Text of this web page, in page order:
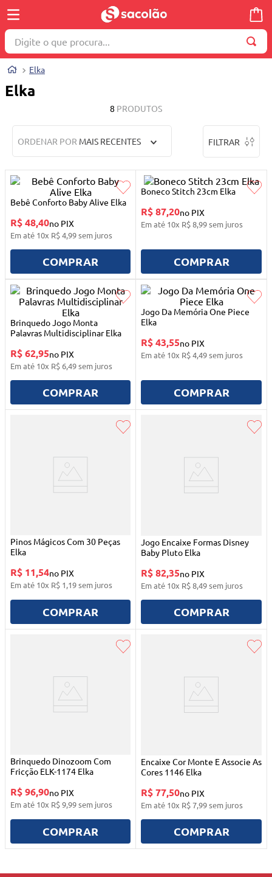
Digite o que procura...
Elka
Elka
8 PRODUTOS
ORDENAR POR MAIS RECENTES FILTRAR
Bebê Conforto Baby Alive Elka
R$ 48,40no PIX
Em até 10x R$4,99sem juros
COMPRAR
Boneco Stitch 23cm Elka
R$ 87,20no PIX
Em até 10x R$8,99sem juros
COMPRAR
Brinquedo Jogo Monta
Palavras Multidisciplinar Elka
R$ 62,95no PIX
Em até 10x R$ 6,49sem juros
COMPRAR
Jogo Da Memória One Piece
Elka
R$ 43,55no PIX
Em até 10x R$4,49sem juros
COMPRAR
Pinos Mágicos Com 30 Peças
Elka
R$ 11,54no PIX
Em até 10x R$ 1,19sem juros
COMPRAR
Jogo Encaixe Formas Disney
Baby Pluto Elka
R$ 82,35no PIX
Em até 10x R$8,49sem juros
COMPRAR
Brinquedo Dinozoom Com
Fricção ELK-1174 Elka
R$ 96,90no PIX
Em até 10x R$9,99sem juros
COMPRAR
Encaixe Cor Monte E Associe As
Cores 1146 Elka
R$ 77,50no PIX
Em até 10x R$7,99sem juros
COMPRAR
2º
brinquedo
3º
máquina costura
5º
toalha
6º
carrinho reversível
7º
truss
10º mesa dobrável notebook